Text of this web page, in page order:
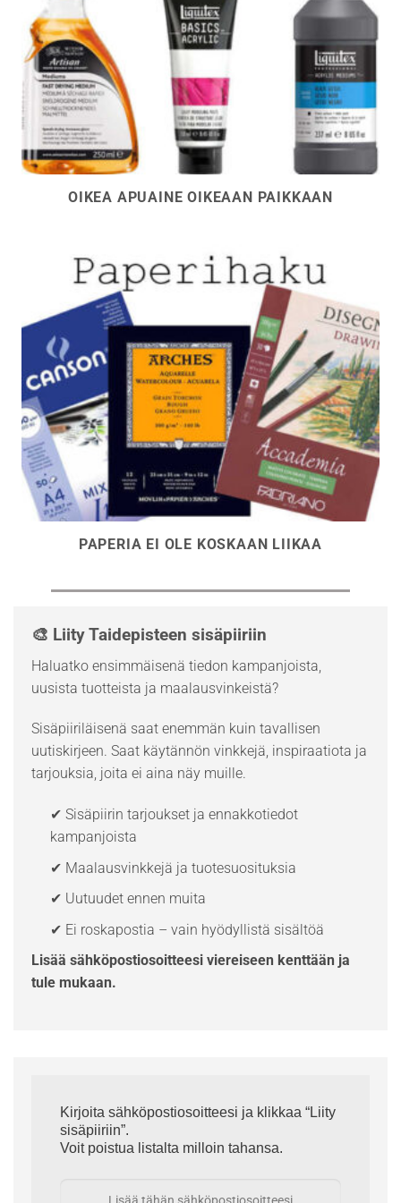
OIKEA APUAINE OIKEAAN PAIKKAAN
PAPERIA EI OLE KOSKAAN LIIKAA
🎨 Liity Taidepisteen sisäpiiriin
Haluatko ensimmäisenä tiedon kampanjoista,
uusista tuotteista ja maalausvinkeistä?
Sisäpiiriläisenä saat enemmän kuin tavallisen
uutiskirjeen. Saat käytännön vinkkejä, inspiraatiota ja
tarjouksia, joita ei aina näy muille.
✔ Sisäpiirin tarjoukset ja ennakkotiedot
kampanjoista
✔ Maalausvinkkejä ja tuotesuosituksia
✔ Uutuudet ennen muita
✔ Ei roskapostia – vain hyödyllistä sisältöä
Lisää sähköpostiosoitteesi viereiseen kenttään ja
tule mukaan.
Kirjoita sähköpostiosoitteesi ja klikkaa “Liity
sisäpiiriin”.
Voit poistua listalta milloin tahansa.